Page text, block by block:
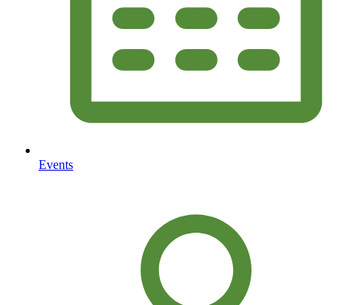
Events